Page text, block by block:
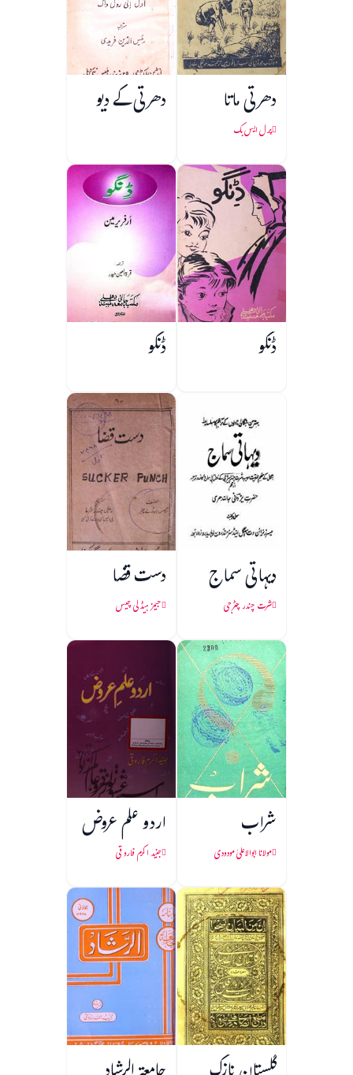
دھرتی ماتا
پرل ایس بک
دھرتی کے دیو
ڈنگو ڈنگو
دیہاتی سماج
شرت چندر چٹرجی
دست قضا
جیمز ہیڈلی چیس
شراب
مولانا ابوالاعلیٰ مودودی
اردو علم عروض
جنید اکرم فاروقی